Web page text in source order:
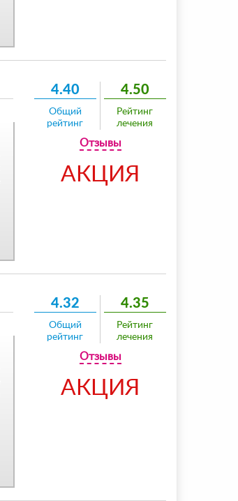
4.40
Общий
рейтинг
4.50
Рейтинг
лечения
Отзывы
АКЦИЯ
4.32
Общий
рейтинг
4.35
Рейтинг
лечения
Отзывы
АКЦИЯ